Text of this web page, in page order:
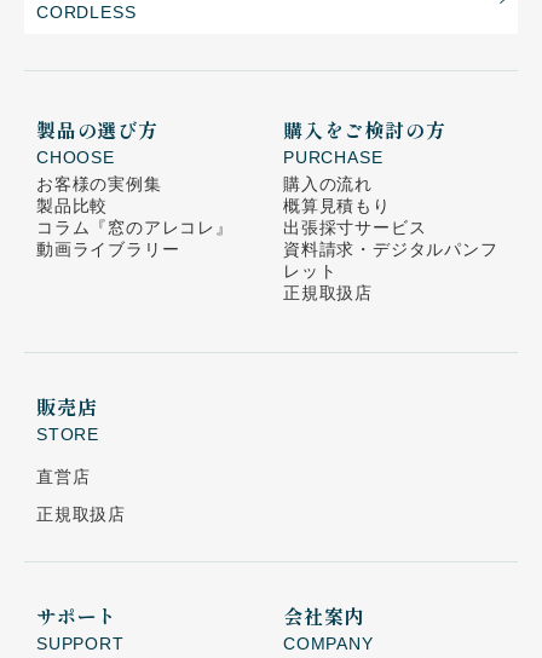
CORDLESS
製品の選び方
CHOOSE
お客様の実例集
製品比較
コラム
『窓のアレコレ』
動画ライブラリー
購入をご検討の方
PURCHASE
購入の流れ
概算見積もり
出張採寸サービス
資料請求・デジタルパンフ
レット
正規取扱店
販売店
STORE
直営店
正規取扱店
サポート
SUPPORT
会社案内
COMPANY